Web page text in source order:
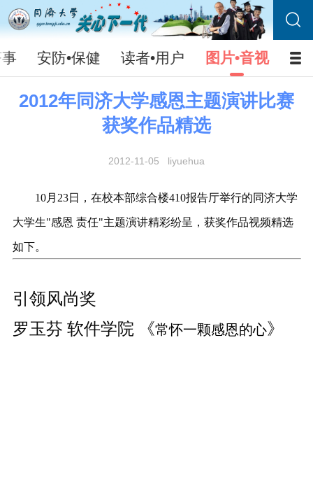
安防•保健 读者•用户 图片•音视
2012年同济大学感恩主题演讲比赛
获奖作品精选
2012-11-05 liyuehua
10月23日，在校本部综合楼410报告厅举行的同济大学
大学生"感恩 责任"主题演讲精彩纷呈，获奖作品视频精选
如下。
引领风尚奖
罗玉芬 软件学院 《常怀一颗感恩的心》